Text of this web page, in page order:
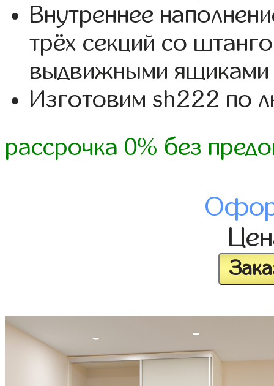
Внутреннее
трёх секций со
выдвижными ящиками
Изготовим sh222 по
рассрочка 0% без